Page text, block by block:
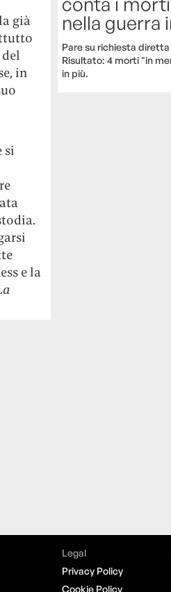
già
in
si
e la
nella guerra
Pare su richiesta
Risultato: 4 morti "in
in più.
Legal
Privacy Policy
Cookie Policy